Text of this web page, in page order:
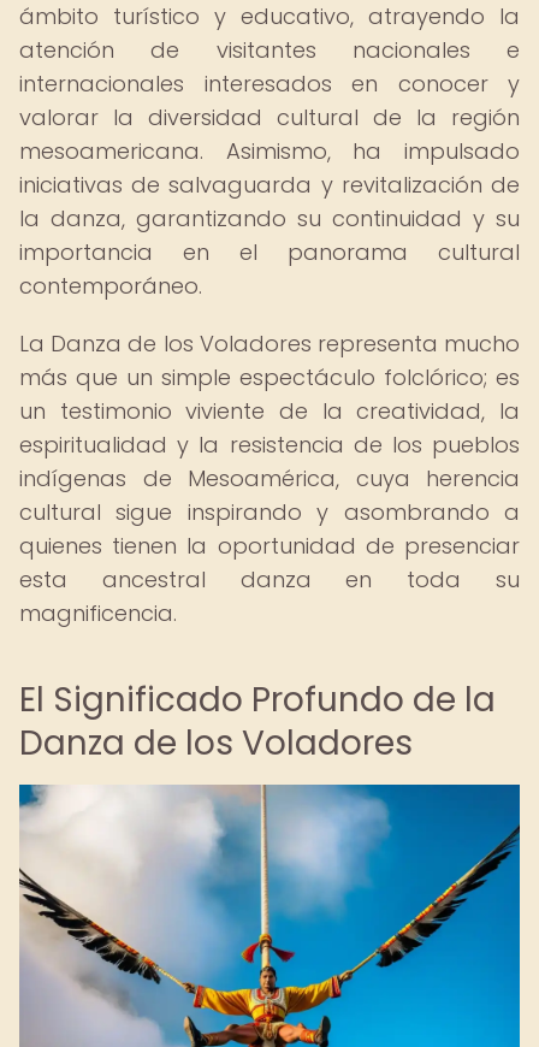
ámbito turístico y educativo, atrayendo la
atención de visitantes nacionales e
internacionales interesados en conocer y
valorar la diversidad cultural de la región
mesoamericana. Asimismo, ha impulsado
iniciativas de salvaguarda y revitalización de
la danza, garantizando su continuidad y su
importancia en el panorama cultural
contemporáneo.
La Danza de los Voladores representa mucho
más que un simple espectáculo folclórico; es
un testimonio viviente de la creatividad, la
espiritualidad y la resistencia de los pueblos
indígenas de Mesoamérica, cuya herencia
cultural sigue inspirando y asombrando a
quienes tienen la oportunidad de presenciar
esta ancestral danza en toda su
magnificencia.
El Significado Profundo de la
Danza de los Voladores